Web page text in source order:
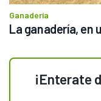
Ganadería
La ganadería, en
¡Enterate